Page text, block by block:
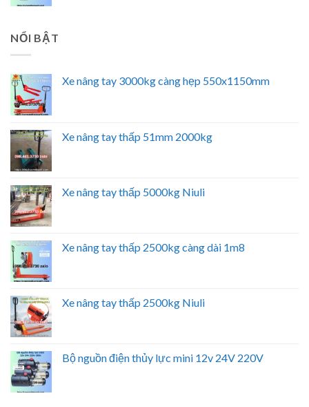
NỔI BẬT
Xe nâng tay 3000kg càng hẹp 550x1150mm
Xe nâng tay thấp 51mm 2000kg
Xe nâng tay thấp 5000kg Niuli
Xe nâng tay thấp 2500kg càng dài 1m8
Xe nâng tay thấp 2500kg Niuli
Bộ nguồn điện thủy lực mini 12v 24V 220V